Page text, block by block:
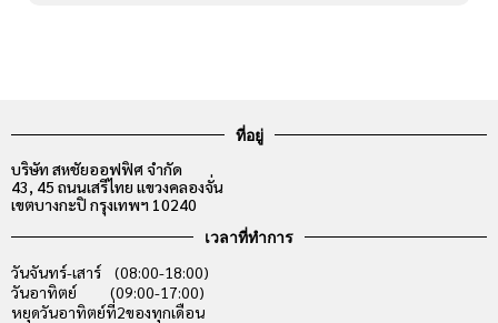
ที่อยู่
บริษัท สหชัยออฟฟิศ จำกัด
43, 45 ถนนเสรีไทย แขวงคลองจั่น
เขตบางกะปิ กรุงเทพฯ 10240
เวลาที่ทำการ
วันจันทร์-เสาร์ (08:00-18:00)
วันอาทิตย์ (09:00-17:00)
หยุดวันอาทิตย์ที่2ของทุกเดือน